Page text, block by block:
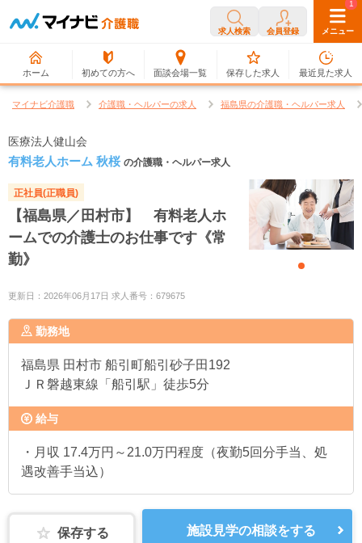
求人検索 会員登録 メニュー
ホーム 初めての方へ 面談会場一覧
0
保存した求人
1
最近見た求人
マイナビ介護職 介護職・ヘルパーの求人 福島県の介護職・ヘルパー求人
医療法人健山会
有料老人ホーム 秋桜 の介護職・ヘルパー求人
正社員(正職員)
【福島県／田村市】 有料老人ホ
ームでの介護士のお仕事です《常
勤》
更新日：2026年06月17日 求人番号：679675
勤務地
福島県 田村市 船引町船引砂子田192
ＪＲ磐越東線「船引駅」徒歩5分
給与
・月収 17.4万円～21.0万円程度（夜勤5回分手当、処
遇改善手当込）
保存する 施設見学の相談をする